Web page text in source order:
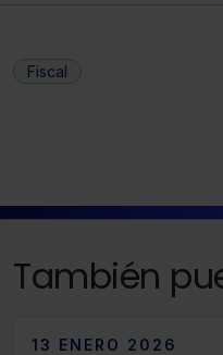
Fiscal
También
13 ENERO 2026